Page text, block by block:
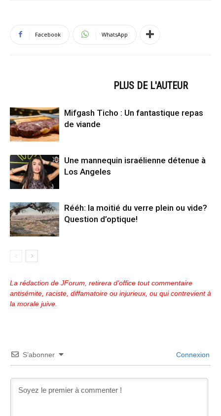
Facebook WhatsApp
PLUS DE L'AUTEUR
Mifgash Ticho : Un fantastique repas
de viande
Une mannequin israélienne détenue à
Los Angeles
Rééh: la moitié du verre plein ou vide?
Question d’optique!
La rédaction de JForum, retirera d'office tout commentaire
antisémite, raciste, diffamatoire ou injurieux, ou qui contrevient à
la morale juive.
S’abonner Connexion